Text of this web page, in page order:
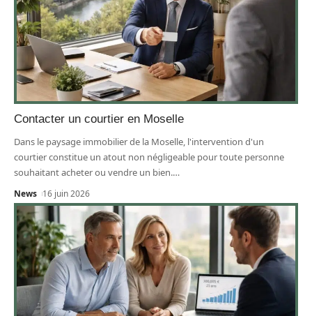
Contacter un courtier en Moselle
Dans le paysage immobilier de la Moselle, l'intervention d'un
courtier constitue un atout non négligeable pour toute personne
souhaitant acheter ou vendre un bien.…
News 16 juin 2026